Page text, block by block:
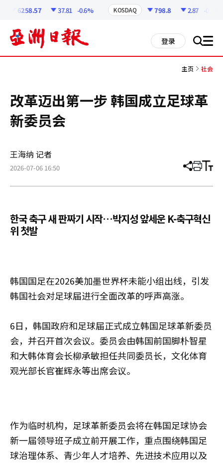
6258.57 37.81 -0.6% KOSDAQ 798.8 2.87 -0.36%
登录 搜 all
主页 社会
改革迈出第一步 韩国成立足球革
新委员会
王海纳 记者
2026-07-06 16:50 分
章
打 调
小
한국 축구 새 판짜기 시작…박지성 앞세운 K-축구혁신
위 첫발
韩国国足在2026美加墨世界杯未能小组出线，引发
韩国社会对足球届进行全面改革的呼声高涨。
6日，韩国政府和足球届正式成立韩国足球革新委员
会，并召开首次会议。委员会由韩国前国脚朴智星
和大韩体育会长柳承敏担任共同委员长，文化体育
观光部长官崔辉永等出席会议。
作为临时机构，足球革新委员会将在韩国足球协会
新一届领导班子成立前开展工作，重点围绕韩国足
球治理体系、青少年人才培养、先进技术应用以及